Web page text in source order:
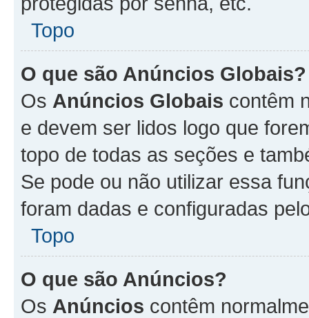
Topo
O que são Anúncios Globais?
Os Anúncios Globais contêm
e devem ser lidos logo que
topo de todas as seções e
Se pode ou não utilizar essa
foram dadas e configuradas
Topo
O que são Anúncios?
Os Anúncios contêm